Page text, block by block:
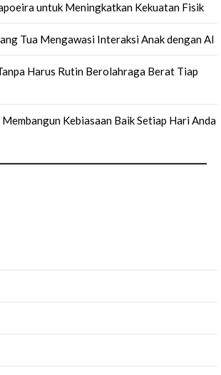
untuk Meningkatkan Kekuatan Fisik
Tua Mengawasi Interaksi Anak dengan AI
Harus Rutin Berolahraga Berat Tiap
Kebiasaan Baik Setiap Hari Anda